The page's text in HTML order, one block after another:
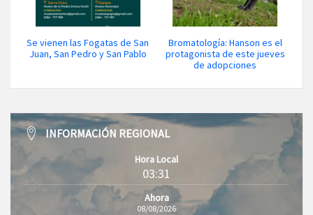
Se vienen las Fogatas de San
Juan, San Pedro y San Pablo
Bromatología: Hanson es el
protagonista de este jueves
de adopciones
INFORMACIÓN REGIONAL
Hora Local
03:31
Ahora
08/08/2026